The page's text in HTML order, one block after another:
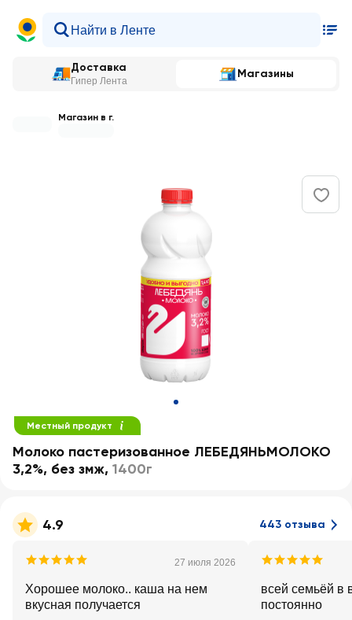
Доставка
Гипер Лента
Магазины
Магазин в г.
Местный продукт
Молоко пастеризованное ЛЕБЕДЯНЬМОЛОКО
3,2%, без змж, 1400г
4.9 443 отзыва
27 июля 2026
Хорошее молоко.. каша на нем
вкусная получается
всей семьёй в
постоянно